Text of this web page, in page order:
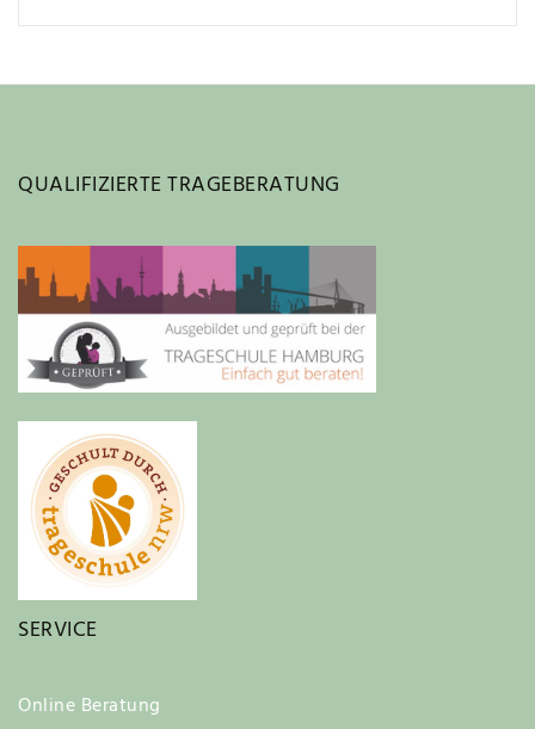
QUALIFIZIERTE TRAGEBERATUNG
SERVICE
Online Beratung